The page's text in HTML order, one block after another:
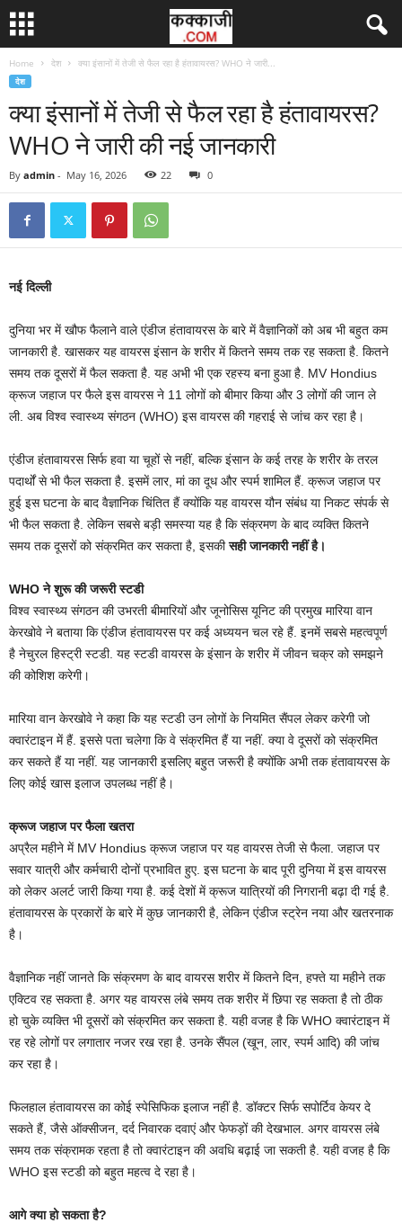
Home देश क्या इंसानों में तेजी से फैल रहा है हंतावायरस? WHO ने जारी...
देश
क्या इंसानों में तेजी से फैल रहा है हंतावायरस?
WHO ने जारी की नई जानकारी
By admin - May 16, 2026 22 0
नई दिल्ली
दुनिया भर में खौफ फैलाने वाले एंडीज हंतावायरस के बारे में वैज्ञानिकों को अब भी बहुत कम
जानकारी है. खासकर यह वायरस इंसान के शरीर में कितने समय तक रह सकता है. कितने
समय तक दूसरों में फैल सकता है. यह अभी भी एक रहस्य बना हुआ है. MV Hondius
क्रूज जहाज पर फैले इस वायरस ने 11 लोगों को बीमार किया और 3 लोगों की जान ले
ली. अब विश्व स्वास्थ्य संगठन (WHO) इस वायरस की गहराई से जांच कर रहा है।
एंडीज हंतावायरस सिर्फ हवा या चूहों से नहीं, बल्कि इंसान के कई तरह के शरीर के तरल
पदार्थों से भी फैल सकता है. इसमें लार, मां का दूध और स्पर्म शामिल हैं. क्रूज जहाज पर
हुई इस घटना के बाद वैज्ञानिक चिंतित हैं क्योंकि यह वायरस यौन संबंध या निकट संपर्क से
भी फैल सकता है. लेकिन सबसे बड़ी समस्या यह है कि संक्रमण के बाद व्यक्ति कितने
समय तक दूसरों को संक्रमित कर सकता है, इसकीसही जानकारी नहीं है।
WHO ने शुरू की जरूरी स्टडी
विश्व स्वास्थ्य संगठन की उभरती बीमारियों और जूनोसिस यूनिट की प्रमुख मारिया वान
केरखोवे ने बताया कि एंडीज हंतावायरस पर कई अध्ययन चल रहे हैं. इनमें सबसे महत्वपूर्ण
है नेचुरल हिस्ट्री स्टडी. यह स्टडी वायरस के इंसान के शरीर में जीवन चक्र को समझने
की कोशिश करेगी।
मारिया वान केरखोवे ने कहा कि यह स्टडी उन लोगों के नियमित सैंपल लेकर करेगी जो
क्वारंटाइन में हैं. इससे पता चलेगा कि वे संक्रमित हैं या नहीं. क्या वे दूसरों को संक्रमित
कर सकते हैं या नहीं. यह जानकारी इसलिए बहुत जरूरी है क्योंकि अभी तक हंतावायरस के
लिए कोई खास इलाज उपलब्ध नहीं है।
क्रूज जहाज पर फैला खतरा
अप्रैल महीने में MV Hondius क्रूज जहाज पर यह वायरस तेजी से फैला. जहाज पर
सवार यात्री और कर्मचारी दोनों प्रभावित हुए. इस घटना के बाद पूरी दुनिया में इस वायरस
को लेकर अलर्ट जारी किया गया है. कई देशों में क्रूज यात्रियों की निगरानी बढ़ा दी गई है.
हंतावायरस के प्रकारों के बारे में कुछ जानकारी है, लेकिन एंडीज स्ट्रेन नया और खतरनाक
है।
वैज्ञानिक नहीं जानते कि संक्रमण के बाद वायरस शरीर में कितने दिन, हफ्ते या महीने तक
एक्टिव रह सकता है. अगर यह वायरस लंबे समय तक शरीर में छिपा रह सकता है तो ठीक
हो चुके व्यक्ति भी दूसरों को संक्रमित कर सकता है. यही वजह है कि WHO क्वारंटाइन में
रह रहे लोगों पर लगातार नजर रख रहा है. उनके सैंपल (खून, लार, स्पर्म आदि) की जांच
कर रहा है।
फिलहाल हंतावायरस का कोई स्पेसिफिक इलाज नहीं है. डॉक्टर सिर्फ सपोर्टिव केयर दे
सकते हैं, जैसे ऑक्सीजन, दर्द निवारक दवाएं और फेफड़ों की देखभाल. अगर वायरस लंबे
समय तक संक्रामक रहता है तो क्वारंटाइन की अवधि बढ़ाई जा सकती है. यही वजह है कि
WHO इस स्टडी को बहुत महत्व दे रहा है।
आगे क्या हो सकता है?